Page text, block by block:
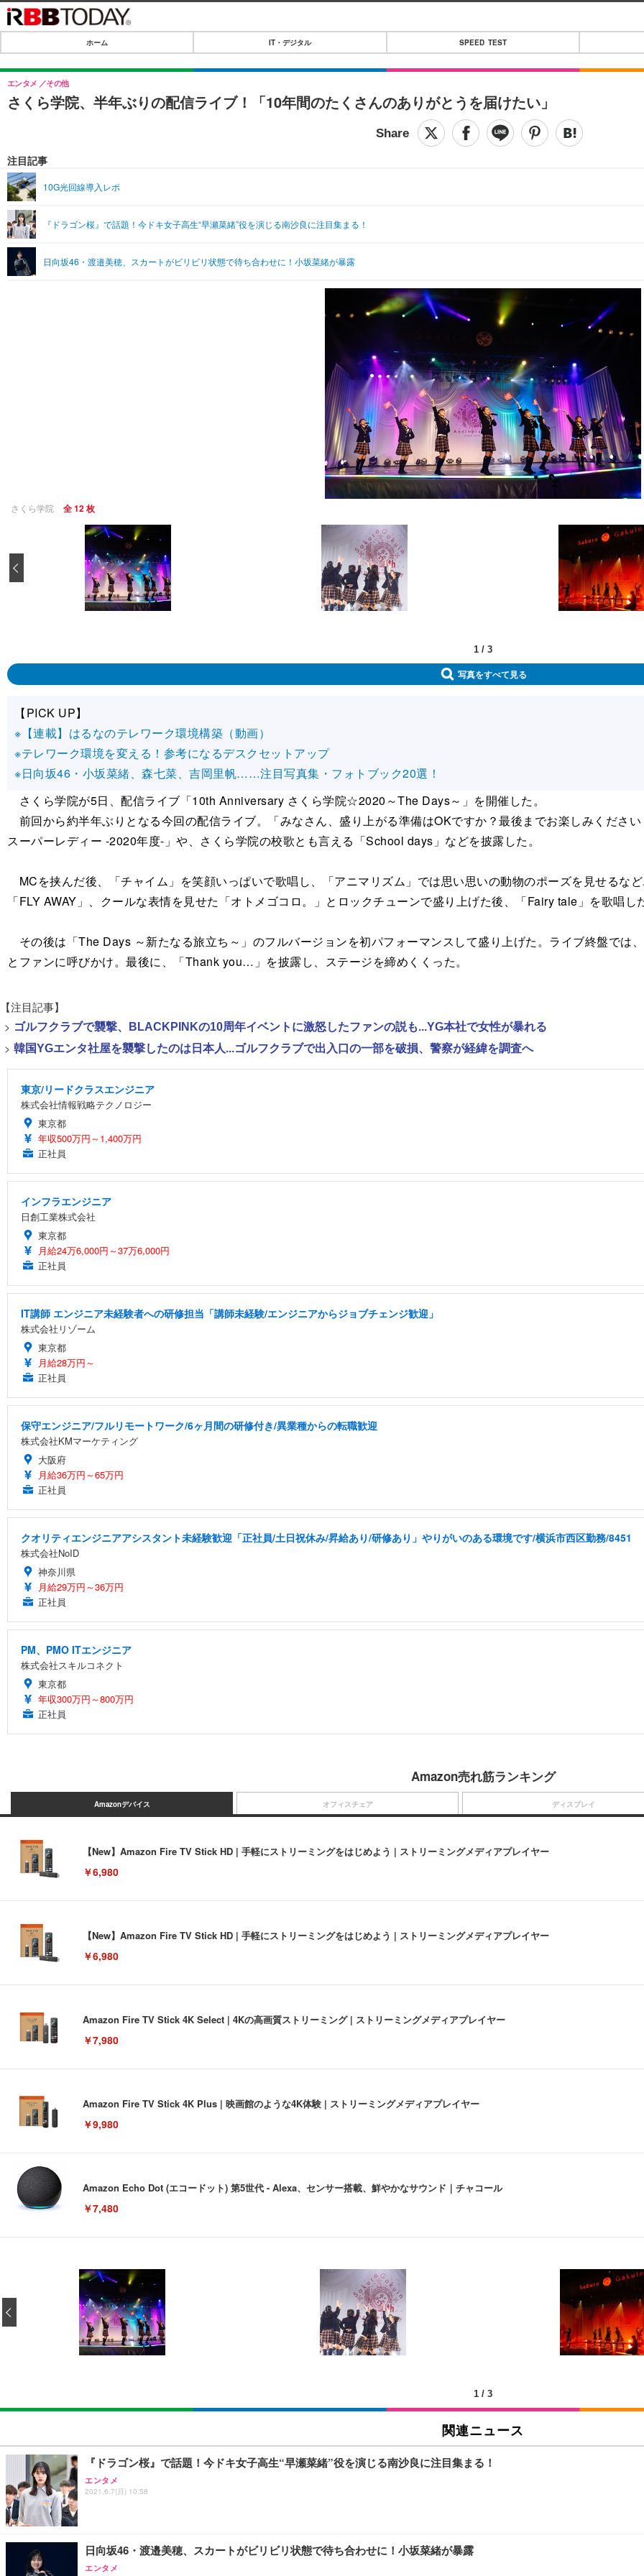
IT・デジタル
IT・デジタルTOP
SPEED TEST
音楽
ライフ
ペット
その他
リリース一覧
プッシュ通知の停止方法
ホーム IT・デジタル SPEED TEST
さくら学院、半年ぶりの配信ライブ！「10年間のたくさんのありがとうを届けたい」
エンタメ その他
注目記事
10G光回線導入レポ
『ドラゴン桜』で話題！今ドキ女子高生“早瀬菜緒”役を演じる南沙良に注目集まる！
日向坂46・渡邉美穂、スカートがビリビリ状態で待ち合わせに！小坂菜緒が暴露
さくら学院 全 12 枚
1 / 3
写真をすべて見る
【PICK UP】
※【連載】はるなのテレワーク環境構築（動画）
※テレワーク環境を変える！参考になるデスクセットアップ
※日向坂46・小坂菜緒、森七菜、吉岡里帆……注目写真集・フォトブック20選！
さくら学院が5日、配信ライブ「10th Anniversary さくら学院☆2020～The Days～」を開催した。
前回から約半年ぶりとなる今回の配信ライブ。「みなさん、盛り上がる準備はOKですか？最後までお楽しみくださ
スーパーレディー -2020年度-」や、さくら学院の校歌とも言える「School days」などを披露した。
MCを挟んだ後、「チャイム」を笑顔いっぱいで歌唱し、「アニマリズム」では思い思いの動物のポーズを見せるな
「FLY AWAY」、クールな表情を見せた「オトメゴコロ。」とロックチューンで盛り上げた後、「Fairy tale」を歌唱し
その後は「The Days ～新たなる旅立ち～」のフルバージョンを初パフォーマンスして盛り上げた。ライブ終盤では
とファンに呼びかけ。最後に、「Thank you…」を披露し、ステージを締めくくった。
【注目記事】
> ゴルフクラブで襲撃、BLACKPINKの10周年イベントに激怒したファンの説も...YG本社で女性が暴れる
> 韓国YGエンタ社屋を襲撃したのは日本人...ゴルフクラブで出入口の一部を破損、警察が経緯を調査へ
東京/リードクラスエンジニア
株式会社情報戦略テクノロジー
東京都
年収500万円～1,400万円
正社員
インフラエンジニア
日創工業株式会社
東京都
月給24万6,000円～37万6,000円
正社員
IT講師 エンジニア未経験者への研修担当「講師未経験/エンジニアからジョブチェンジ歓迎」
株式会社リゾーム
東京都
月給28万円～
正社員
保守エンジニア/フルリモートワーク/6ヶ月間の研修付き/異業種からの転職歓迎
株式会社KMマーケティング
大阪府
月給36万円～65万円
正社員
クオリティエンジニアアシスタント未経験歓迎「正社員/土日祝休み/昇給あり/研修あり」やりがいのある環境です/横浜市西区勤務/8451
株式会社NoID
神奈川県
月給29万円～36万円
正社員
PM、PMO ITエンジニア
株式会社スキルコネクト
東京都
年収300万円～800万円
正社員
Amazon売れ筋ランキング
Amazonデバイス
【New】Amazon Fire TV Stick HD | 手軽にストリーミングをはじめよう | ストリーミングメディアプレイヤー
￥6,980
【New】Amazon Fire TV Stick HD | 手軽にストリーミングをはじめよう | ストリーミングメディアプレイヤー
￥6,980
Amazon Fire TV Stick 4K Select | 4Kの高画質ストリーミング | ストリーミングメディアプレイヤー
￥7,980
Amazon Fire TV Stick 4K Plus | 映画館のような4K体験 | ストリーミングメディアプレイヤー
￥9,980
Amazon Echo Dot (エコードット) 第5世代 - Alexa、センサー搭載、鮮やかなサウンド｜チャコール
￥7,480
オフィスチェア
[EdoErgo] オフィスチェア 椅子 テレワーク 疲れない 跳ね上げ式アームレスト コンパクト 約105度ロッキング pc 事務椅子 360度
(黒網+黒枠+黒足)
￥5,699
Sezlife オフィスチェア デスクチェア 疲れない テレワーク チェア 強化バックレスト 30度ロッキング機能 人間工学 椅子 腰サポー
ション PCチェア 通気性メッシュ ゲーミング/勉強/事務用 おしゃれ パソコンチェア (ブラック)
￥7,680
ション PCチェア 通気性メッシュ ゲーミング/勉強/事務用 おしゃれ パソコンチェア (ホワイト)
￥7,680
ディスプレイ
EIZO ビジネス向けプレミアムモニター | FlexScan EV3240X-WT | 31.5型4K UHD・USB Type-C・ホワイト
￥105,595
【純正品】27"ゲーミングモニター DualSense 充電フック付き（CFI-ZDM1J）
￥49,979
【整備済み品】Dell E2724HS 27インチ 液晶モニター フルHD（1920×1080）VA 非光沢 HDMI/DisplayPort/VGA スピーカー内蔵
￥15,800
Amazonベーシック ペットシーツ 薄型 レギュラー 1回使い捨て 無香料 ホワイト 300枚
￥3,373
ネオ・ルーライフ ネオ・オムツ L 中型犬用 26枚入り 単品
￥1,800
Smart Basic(スマートベーシック) 【Amazon.co.jp限定】 Smart Basic アイリスオーヤマ ペットシーツ 超厚型 お徳用 ワイド 100
￥3,670
1 / 3
関連ニュース
『ドラゴン桜』で話題！今ドキ女子高生“早瀬菜緒”役を演じる南沙良に注目集まる！
エンタメ
2021.6.7(月) 10:58
日向坂46・渡邉美穂、スカートがビリビリ状態で待ち合わせに！小坂菜緒が暴露
エンタメ